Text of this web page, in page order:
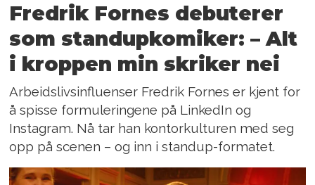
Fredrik Fornes debuterer
som standupkomiker: – Alt
i kroppen min skriker nei
Arbeidslivsinfluenser Fredrik Fornes er kjent for
å spisse formuleringene på LinkedIn og
Instagram. Nå tar han kontorkulturen med seg
opp på scenen – og inn i standup-formatet.